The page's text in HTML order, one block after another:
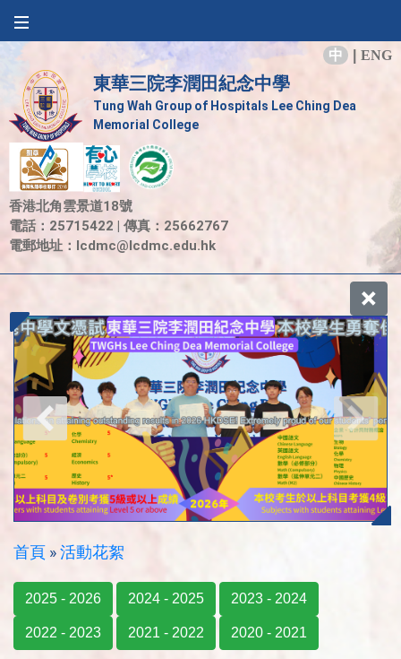
中 ENG
東華三院李潤田紀念中學
Tung Wah Group of Hospitals Lee Ching Dea
Memorial College
香港北角雲景道18號
電話：25715422 | 傳真：25662767
電郵地址： lcdmc@lcdmc.edu.hk
首頁 »活動花絮
2025 - 2026 2024 - 2025 2023 - 2024
2022 - 2023 2021 - 2022 2020 - 2021